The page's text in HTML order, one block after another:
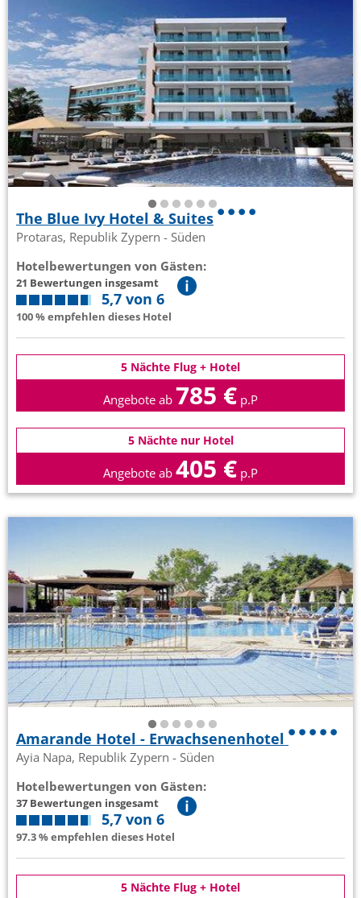
The Blue Ivy Hotel & Suites
Protaras, Republik Zypern - Süden
Hotelbewertungen von Gästen:
21 Bewertungen insgesamt
5,7 von 6
100 % empfehlen dieses Hotel
5 Nächte Flug + Hotel
Angebote ab 785 € p.P
5 Nächte nur Hotel
Angebote ab 405 € p.P
Amarande Hotel - Erwachsenenhotel
Ayia Napa, Republik Zypern - Süden
Hotelbewertungen von Gästen:
37 Bewertungen insgesamt
5,7 von 6
97.3 % empfehlen dieses Hotel
5 Nächte Flug + Hotel